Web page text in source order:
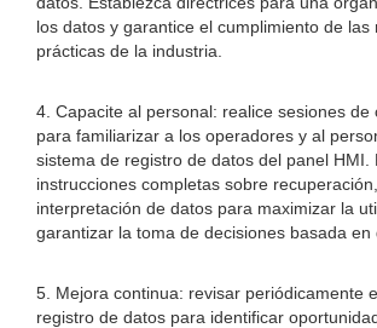
los datos y garantice el cumplimiento de las
prácticas de la industria.
4. Capacite al personal: realice sesiones de
para familiarizar a los operadores y al
sistema de registro de datos del panel HMI.
instrucciones completas sobre
interpretación de datos para maximizar la
garantizar la toma de decisiones basada en
5. Mejora continua: revisar periódicamente
registro de datos para identificar